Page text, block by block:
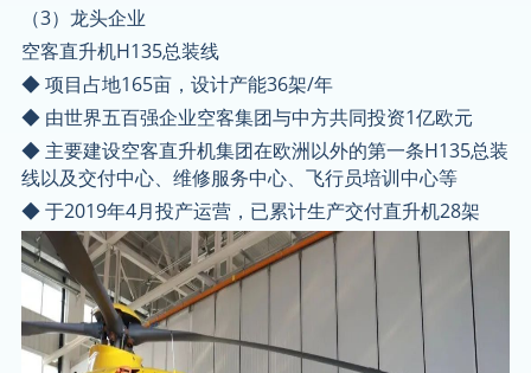
（3）龙头企业
空客直升机H135总装线
◆ 项目占地165亩，设计产能36架/年
◆ 由世界五百强企业空客集团与中方共同投资1亿欧元
◆ 主要建设空客直升机集团在欧洲以外的第一条H135总装
线以及交付中心、维修服务中心、飞行员培训中心等
◆ 于2019年4月投产运营，已累计生产交付直升机28架